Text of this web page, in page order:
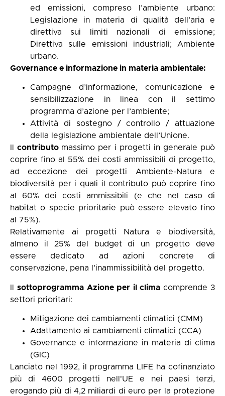
ed emissioni, compreso l’ambiente urbano:
Legislazione in materia di qualità dell’aria e
direttiva sui limiti nazionali di emissione;
Direttiva sulle emissioni industriali; Ambiente
urbano.
Governance e informazione in materia ambientale:
Campagne d’informazione, comunicazione e
sensibilizzazione in linea con il settimo
programma d’azione per l’ambiente;
Attività di sostegno / controllo / attuazione
della legislazione ambientale dell’Unione.
Ilcontributo massimo per i progetti in generale può
coprire fino al 55% dei costi ammissibili di progetto,
ad eccezione dei progetti Ambiente-Natura e
biodiversità per i quali il contributo può coprire fino
al 60% dei costi ammissibili (e che nel caso di
habitat o specie prioritarie può essere elevato fino
al 75%).
Relativamente ai progetti Natura e biodiversità,
almeno il 25% del budget di un progetto deve
essere dedicato ad azioni concrete di
conservazione, pena l’inammissibilità del progetto.
Ilsottoprogramma Azione per il clima comprende 3
settori prioritari:
Mitigazione dei cambiamenti climatici (CMM)
Adattamento ai cambiamenti climatici (CCA)
Governance e informazione in materia di clima
(GIC)
Lanciato nel 1992, il programma LIFE ha cofinanziato
più di 4600 progetti nell'UE e nei paesi terzi,
erogando più di 4,2 miliardi di euro per la protezione